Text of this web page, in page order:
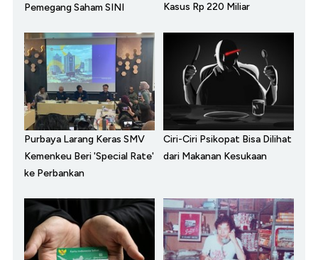
Pemegang Saham SINI
Kasus Rp 220 Miliar
Purbaya Larang Keras SMV
Kemenkeu Beri 'Special Rate'
ke Perbankan
Ciri-Ciri Psikopat Bisa Dilihat
dari Makanan Kesukaan